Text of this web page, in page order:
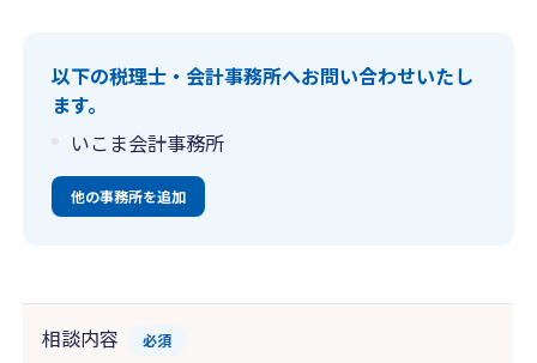
以下の税理士・会計事務所へお問い合わせいたし
ます。
いこま会計事務所
他の事務所を追加
相談内容 必須